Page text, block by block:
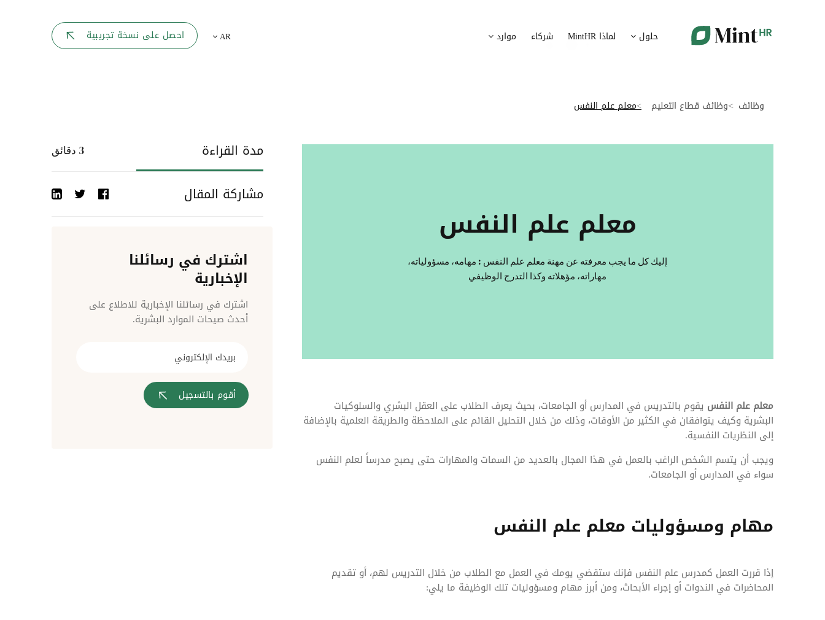
حلول لماذا MintHR شركاء موارد AR احصل على نسخة تجريبية
وظائف وظائف قطاع التعليم معلم علم النفس
معلم علم النفس
إليك كل ما يجب معرفته عن مهنة معلم علم النفس : مهامه، مسؤولياته،
مهاراته، مؤهلاته وكذا التدرج الوظيفي
معلم علم النفس يقوم بالتدريس في المدارس أو الجامعات، بحيث يعرف الطلاب على العقل البشري والسلوكيات
البشرية وكيف يتوافقان في الكثير من الأوقات، وذلك من خلال التحليل القائم على الملاحظة والطريقة العلمية بالإضافة
إلى النظريات النفسية.
ويجب أن يتسم الشخص الراغب بالعمل في هذا المجال بالعديد من السمات والمهارات حتى يصبح مدرساً لعلم النفس
سواء في المدارس أو الجامعات.
مهام ومسؤوليات معلم علم النفس
إذا قررت العمل كمدرس علم النفس فإنك ستقضي يومك في العمل مع الطلاب من خلال التدريس لهم، أو تقديم
المحاضرات في الندوات أو إجراء الأبحاث، ومن أبرز مهام ومسؤوليات تلك الوظيفة ما يلي:
مدة القراءة 3 دقائق
مشاركة المقال
اشترك في رسائلنا
الإخبارية
اشترك في رسائلنا الإخبارية للاطلاع على
أحدث صيحات الموارد البشرية.
أقوم بالتسجيل
بيانات الموارد البشرية ممركزة في بوابة واحدة قم برقمنة عملية التوظيف الخاصة بك
قم بإدارة الوثائق الإدارية بشكل أوتوماتيكي ضمان متابعة أفضل لمسارات تدريب موظفيك تحويل طلبات تدخلات تكنولوجيا المعلومات إلى
قم بتتبع طلبات استرداد تكاليف الرعاية
أحداث الشركة
مراقبة الدخول